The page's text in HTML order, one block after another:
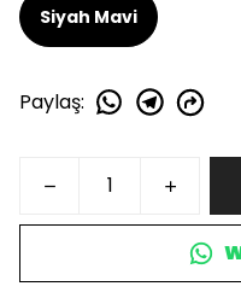
Siyah Mavi
Paylaş: